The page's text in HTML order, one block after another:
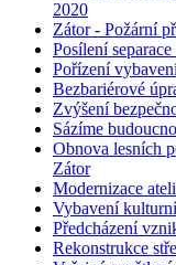
2020
Zátor - Požární
Posílení
Pořízení
Bezbariérové
Zvýšení
Sázíme
Obnova lesních
Zátor
Modernizace
Vybavení
Předcházení
Rekonstrukce